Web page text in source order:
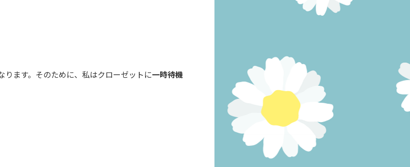
ます。そのために、私はクローゼットに一時待機